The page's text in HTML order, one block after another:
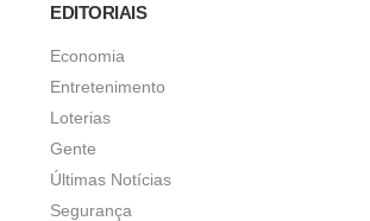
EDITORIAIS
Economia
Entretenimento
Loterias
Gente
Últimas Notícias
Segurança